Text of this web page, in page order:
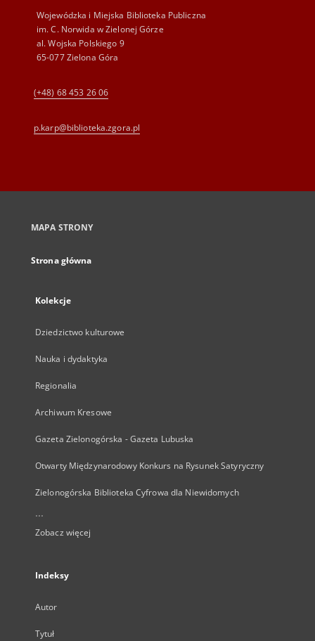
Wojewódzka i Miejska Biblioteka Publiczna
im. C. Norwida w Zielonej Górze
al. Wojska Polskiego 9
65-077 Zielona Góra
(+48) 68 453 26 06
p.karp@biblioteka.zgora.pl
MAPA STRONY
Strona główna
Kolekcje
Dziedzictwo kulturowe
Nauka i dydaktyka
Regionalia
Archiwum Kresowe
Gazeta Zielonogórska - Gazeta Lubuska
Otwarty Międzynarodowy Konkurs na Rysunek Satyryczny
Zielonogórska Biblioteka Cyfrowa dla Niewidomych
...
Zobacz więcej
Indeksy
Autor
Tytuł